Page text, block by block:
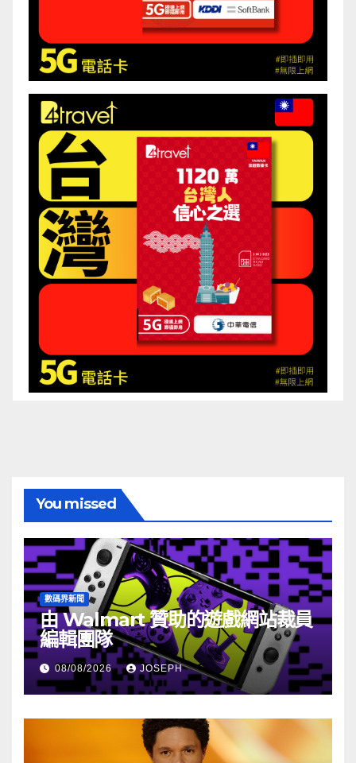
You missed
數碼界新聞
由 Walmart 贊助的遊戲網站裁員
編輯團隊
08/08/2026 JOSEPH